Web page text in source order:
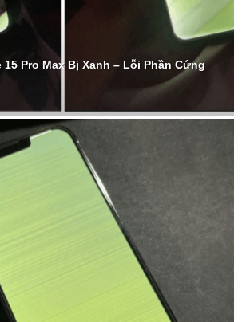
15 Pro Max Bị Xanh – Lỗi Phần Cứng